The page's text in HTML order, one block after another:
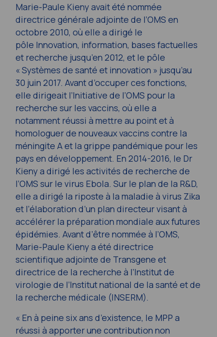
Marie-Paule Kieny avait été nommée
directrice générale adjointe de l’OMS en
octobre 2010, où elle a dirigé le
pôle Innovation, information, bases factuelles
et recherche jusqu’en 2012, et le pôle
« Systèmes de santé et innovation » jusqu’au
30 juin 2017. Avant d’occuper ces fonctions,
elle dirigeait l’Initiative de l’OMS pour la
recherche sur les vaccins, où elle a
notamment réussi à mettre au point et à
homologuer de nouveaux vaccins contre la
méningite A et la grippe pandémique pour les
pays en développement. En 2014-2016, le Dr
Kieny a dirigé les activités de recherche de
l’OMS sur le virus Ebola. Sur le plan de la R&D,
elle a dirigé la riposte à la maladie à virus Zika
et l’élaboration d’un plan directeur visant à
accélérer la préparation mondiale aux futures
épidémies. Avant d’être nommée à l’OMS,
Marie-Paule Kieny a été directrice
scientifique adjointe de Transgene et
directrice de la recherche à l’Institut de
virologie de l’Institut national de la santé et de
la recherche médicale (INSERM).
« En à peine six ans d’existence, le MPP a
réussi à apporter une contribution non